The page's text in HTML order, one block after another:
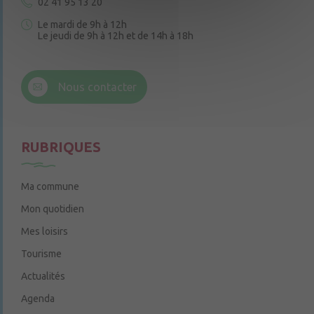
Le mardi de 9h à 12h
Le jeudi de 9h à 12h et de 14h à 18h
Nous contacter
RUBRIQUES
Ma commune
Mon quotidien
Mes loisirs
Tourisme
Actualités
Agenda